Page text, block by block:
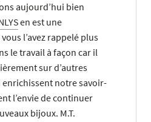
aujourd’hui bien
en est une
l’avez rappelé plus
le travail à façon car il
sur d’autres
enrichissent notre savoir-
l’envie de continuer
bijoux. M.T.